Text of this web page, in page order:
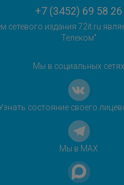
+7 (3452) 69 58 26
сетевого издания 72it.ru
Телеком"
Мы в социальных сетях
состояние своего
Мы в MAX